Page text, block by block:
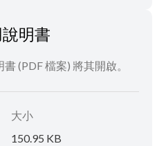
說明書
(PDF 檔案) 將其開啟。
大小
150.95 KB